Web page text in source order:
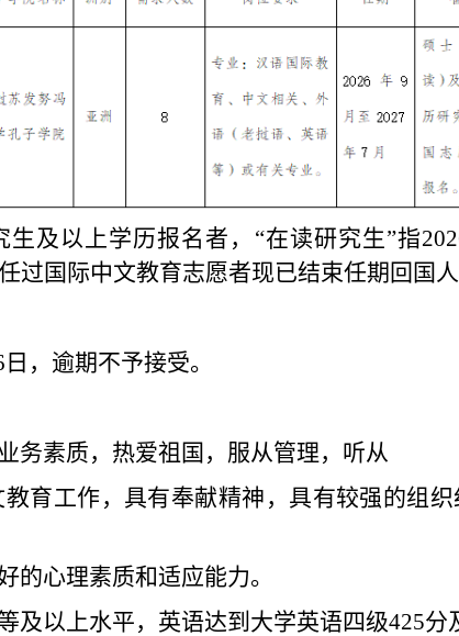
及以上学历报名者， “在读研究生”指202
过国际中文教育志愿者现已结束任期回国人
日 ，逾期不予接受。
务素质，热爱祖国，服从管理，听从
育工作，具有奉献精神 ，具有较强的组
的心理素质和适应能力。
及以上水平，英语达到大学英语四级425分